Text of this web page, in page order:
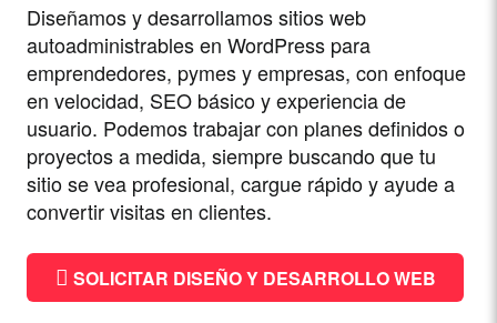
Diseñamos y desarrollamos sitios web
autoadministrables en WordPress para
emprendedores, pymes y empresas, con enfoque
en velocidad, SEO básico y experiencia de
usuario. Podemos trabajar con planes definidos o
proyectos a medida, siempre buscando que tu
sitio se vea profesional, cargue rápido y ayude a
convertir visitas en clientes.
SOLICITAR DISEÑO Y DESARROLLO WEB